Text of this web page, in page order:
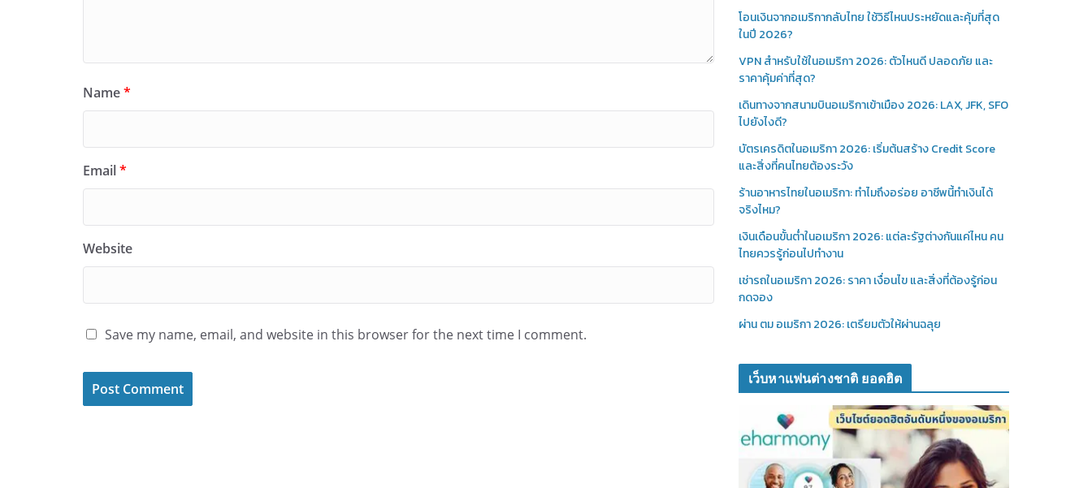
Name*
Email*
Website
Save my name, email, and website in this browser for the next time I comment.
โอนเงินจากอเมริกากลับไทย ใช้วิธีไหนประหยัดและคุ้มที่สุด
ในปี 2026?
VPN สำหรับใช้ในอเมริกา 2026: ตัวไหนดี ปลอดภัย และ
ราคาคุ้มค่าที่สุด?
เดินทางจากสนามบินอเมริกาเข้าเมือง 2026: LAX, JFK, SFO
ไปยังไงดี?
บัตรเครดิตในอเมริกา 2026: เริ่มต้นสร้าง Credit Score
และสิ่งที่คนไทยต้องระวัง
ร้านอาหารไทยในอเมริกา: ทำไมถึงอร่อย อาชีพนี้ทำเงินได้
จริงไหม?
เงินเดือนขั้นต่ำในอเมริกา 2026: แต่ละรัฐต่างกันแค่ไหน คน
ไทยควรรู้ก่อนไปทำงาน
เช่ารถในอเมริกา 2026: ราคา เงื่อนไข และสิ่งที่ต้องรู้ก่อน
กดจอง
ผ่าน ตม อเมริกา 2026: เตรียมตัวให้ผ่านฉลุย
เว็บหาแฟนต่างชาติ ยอดฮิต